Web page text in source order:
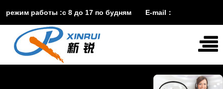
режим работы :с 8 до 17 по будням E-mail：
vira@xinruisuji.comWhatsApp： 